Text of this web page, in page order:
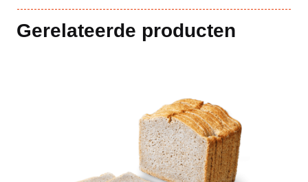
Gerelateerde producten